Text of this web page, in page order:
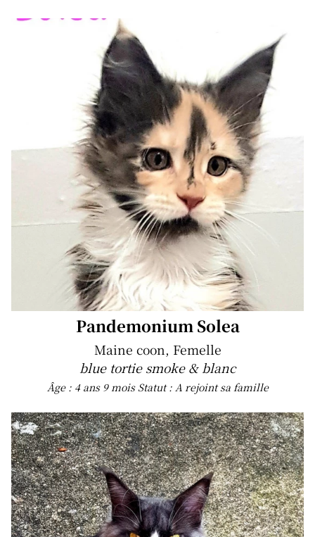
Pandemonium Solea
Maine coon, Femelle
blue tortie smoke & blanc
Âge : 4 ans 9 mois Statut : A rejoint sa famille